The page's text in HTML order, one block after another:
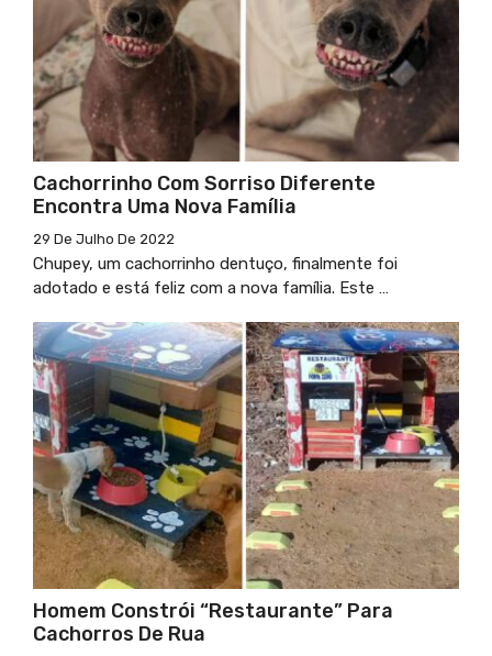
Cachorrinho Com Sorriso Diferente
Encontra Uma Nova Família
29 De Julho De 2022
Chupey, um cachorrinho dentuço, finalmente foi
adotado e está feliz com a nova família. Este …
Homem Constrói “restaurante” Para
Cachorros De Rua